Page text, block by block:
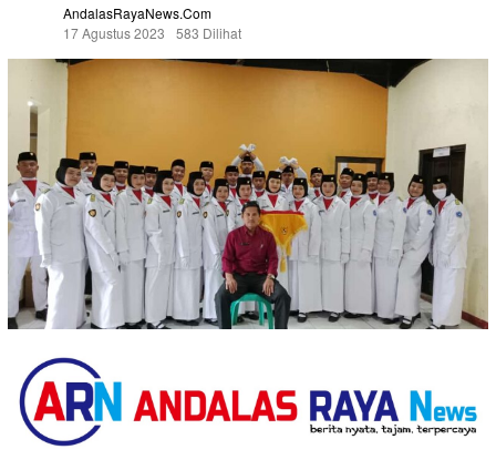
AndalasRayaNews.com
17 Agustus 2023
583 Dilihat